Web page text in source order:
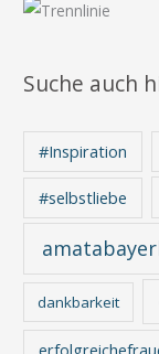
Suche auch
#Inspiration
#selbstliebe
dankbarkeit